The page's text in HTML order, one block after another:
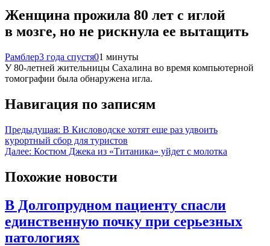
Женщина прожила 80 лет с иглой
в мозге, но не рискнула ее вытащить
Рамблер3 года спустя01 минуты
У 80-летней жительницы Сахалина во время компьютерной
томографии была обнаружена игла.
Навигация по записям
Предыдущая: В Кисловодске хотят еще раз удвоить
курортный сбор для туристов
Далее: Костюм Джека из «Титаника» уйдет с молотка
Похожие новости
В Долгопрудном пациенту спасли
единственную почку при серьезных
патологиях